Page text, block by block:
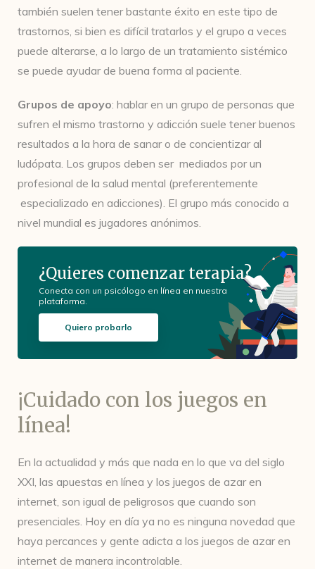
también suelen tener bastante éxito en este tipo de
trastornos, si bien es difícil tratarlos y el grupo a veces
puede alterarse, a lo largo de un tratamiento sistémico
se puede ayudar de buena forma al paciente.
Grupos de apoyo: hablar en un grupo de personas que
sufren el mismo trastorno y adicción suele tener buenos
resultados a la hora de sanar o de concientizar al
ludópata. Los grupos deben ser mediados por un
profesional de la salud mental (preferentemente
especializado en adicciones). El grupo más conocido a
nivel mundial es jugadores anónimos.
¿Quieres comenzar terapia?
Conecta con un psicólogo en línea en nuestra
plataforma.
Quiero probarlo
¡Cuidado con los juegos en
línea!
En la actualidad y más que nada en lo que va del siglo
XXI, las apuestas en línea y los juegos de azar en
internet, son igual de peligrosos que cuando son
presenciales. Hoy en día ya no es ninguna novedad que
haya percances y gente adicta a los juegos de azar en
internet de manera incontrolable.